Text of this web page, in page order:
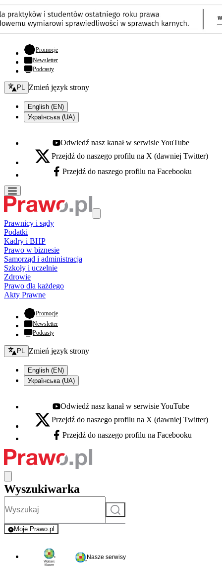
Promocje- otwiera się w nowej karcie
Newsletter
Podcasty
Zmień język - bieżący:
PL Zmień język strony
English (EN)
Українська (UA)
Youtube - otwiera się w nowej karcie
Odwiedź nasz kanał w serwisie YouTube
X - otwiera się w nowej karcie
Przejdź do naszego profilu na X (dawniej Twitter)
Facebook - otwiera się w nowej karcie
Przejdź do naszego profilu na Facebooku
Prawnicy i sądy
Podatki
Kadry i BHP
Prawo w biznesie
Samorząd i administracja
Szkoły i uczelnie
Zdrowie
Prawo dla każdego
Akty Prawne
Promocje- otwiera się w nowej karcie
Newsletter
Podcasty
Zmień język - bieżący:
PL Zmień język strony
English (EN)
Українська (UA)
Youtube - otwiera się w nowej karcie
Odwiedź nasz kanał w serwisie YouTube
X - otwiera się w nowej karcie
Przejdź do naszego profilu na X (dawniej Twitter)
Facebook - otwiera się w nowej karcie
Przejdź do naszego profilu na Facebooku
Wyszukiwarka
Szukaj
Moje Prawo.pl
- rejestracja i logowanie do serwisu
Nasze serwisy